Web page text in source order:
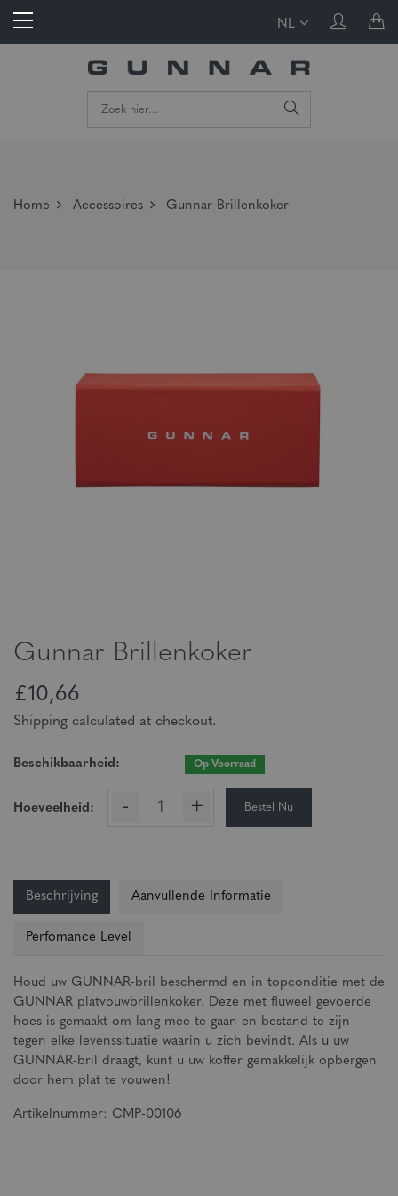
NL
Home Accessoires Gunnar Brillenkoker
Gunnar Brillenkoker
£10,66
Shipping calculated at checkout.
Beschikbaarheid: Op Voorraad
Hoeveelheid: - + Bestel Nu
Beschrijving Aanvullende Informatie
Perfomance Level
Houd uw GUNNAR-bril beschermd en in topconditie met de
GUNNAR platvouwbrillenkoker. Deze met fluweel gevoerde
hoes is gemaakt om lang mee te gaan en bestand te zijn
tegen elke levenssituatie waarin u zich bevindt. Als u uw
GUNNAR-bril draagt, kunt u uw koffer gemakkelijk opbergen
door hem plat te vouwen!
Artikelnummer: CMP-00106